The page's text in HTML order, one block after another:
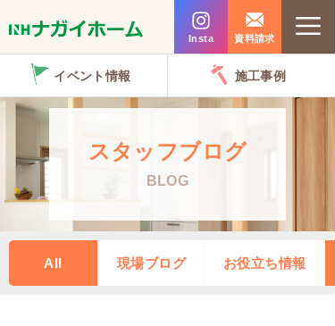
ン
プ
Insta 資料請求
イベント情報 施工事例
スタッフブログ
BLOG
All 現場ブログ お役立ち情報